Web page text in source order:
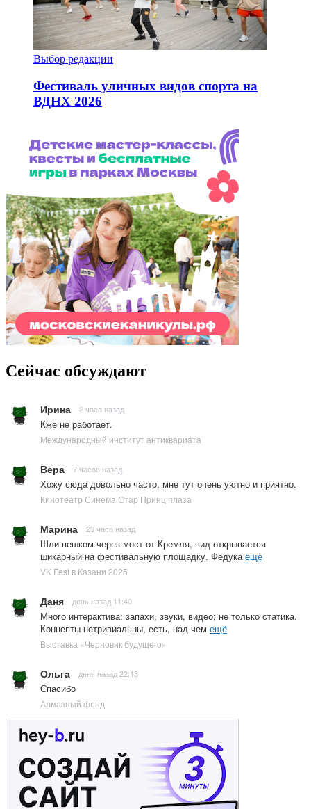
Выбор редакции
Фестиваль уличных видов спорта на
ВДНХ 2026
Сейчас обсуждают
Ирина 2 часа назад
Кже не работает.
Международный институт антиквариата
Вера 7 часов назад
Хожу сюда довольно часто, мне тут очень уютно и приятно.
Кинотеатр Синема Стар Принц плаза
Марина 23 часа назад
Шли пешком через мост от Кремля, вид открывается
шикарный на фестивальную площадку. Федука ещё
VK Fest в Казани 2025
Даня день назад 11:40
Много интерактива: запахи, звуки, видео; не только статика.
Концепты нетривиальны, есть, над чем ещё
Выставка «Черновик будущего»
Ольга день назад 22:13
Спасибо
Алмазный фонд